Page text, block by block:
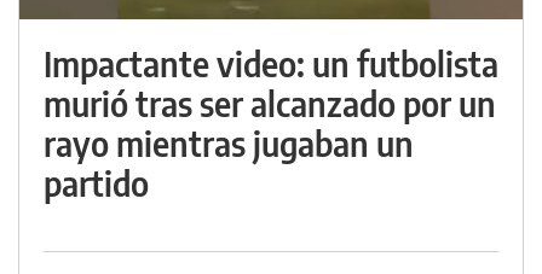
Impactante video: un futbolista
murió tras ser alcanzado por un
rayo mientras jugaban un
partido